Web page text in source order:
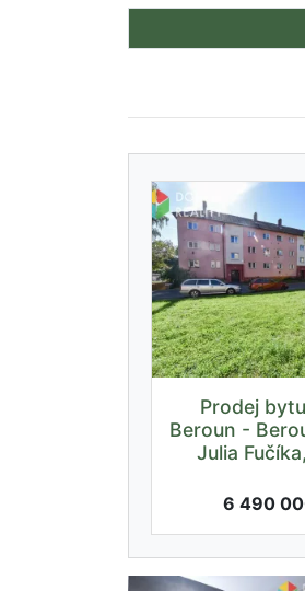
Prodej
Beroun -
Julia
6 490